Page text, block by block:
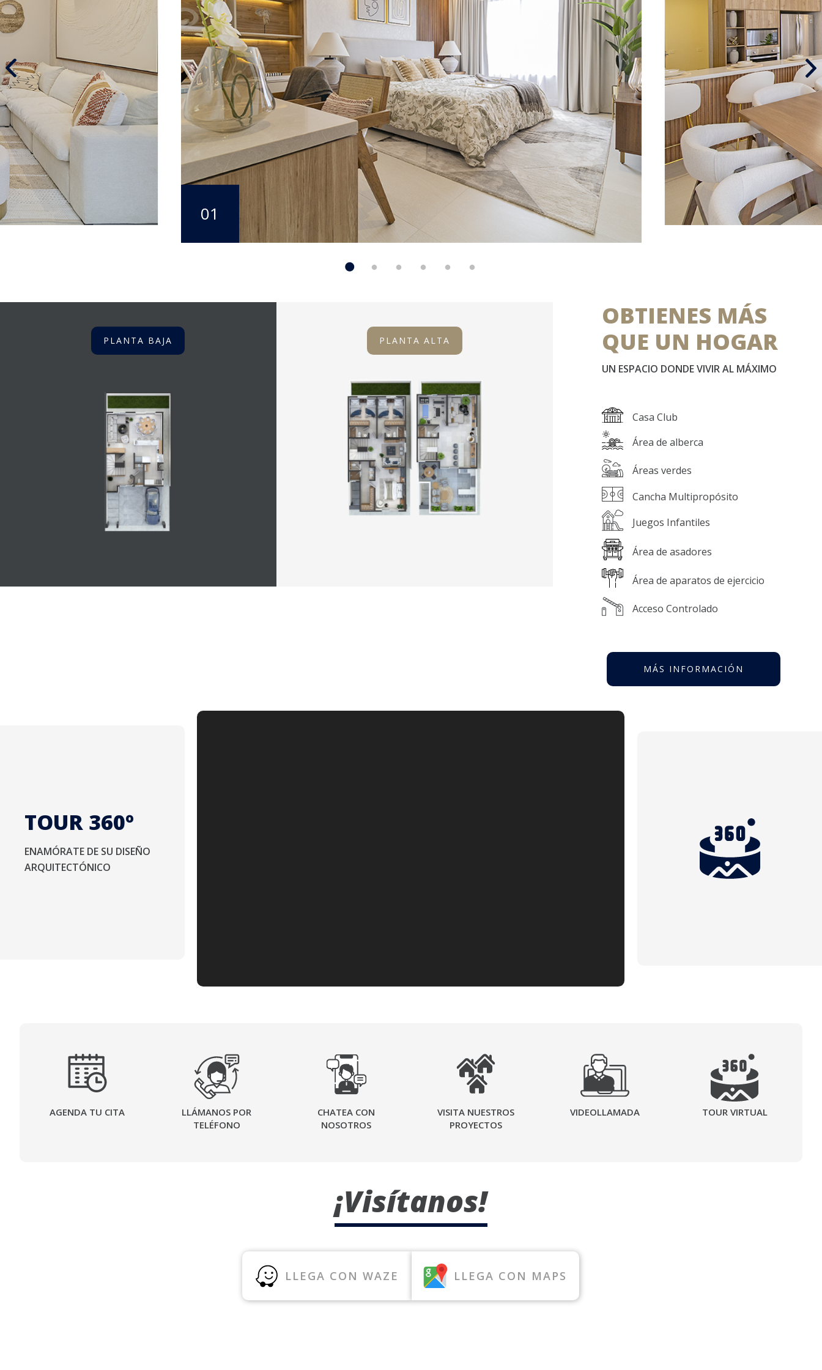
PLANTA BAJA PLANTA ALTA
OBTIENES MÁS
QUE UN HOGAR
UN ESPACIO DONDE VIVIR AL MÁXIMO
Casa Club
Área de alberca
Áreas verdes
Cancha Multipropósito
Juegos Infantiles
Área de asadores
Área de aparatos de ejercicio
Acceso Controlado
MÁS INFORMACIÓN
TOUR 360º
ENAMÓRATE DE SU DISEÑO
ARQUITECTÓNICO
AGENDA TU CITA
LLÁMANOS POR
TELÉFONO
CHATEA CON
NOSOTROS
VISITA NUESTROS
PROYECTOS
VIDEOLLAMADA TOUR VIRTUAL
¡Visítanos!
LLEGA CON WAZE LLEGA CON MAPS